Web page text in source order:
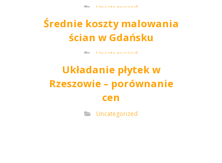
Uncategorized
Średnie koszty malowania
ścian w Gdańsku
Uncategorized
Układanie płytek w
Rzeszowie – porównanie
cen
Uncategorized